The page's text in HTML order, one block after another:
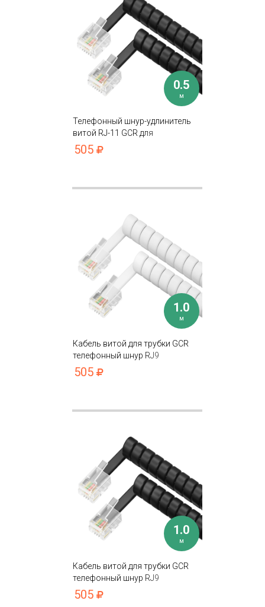
0.5
м
Телефонный шнур-удлинитель
витой RJ-11 GCR для
подключения устройств
505
1.0
м
Кабель витой для трубки GCR
телефонный шнур RJ9
505
1.0
м
Кабель витой для трубки GCR
телефонный шнур RJ9
505